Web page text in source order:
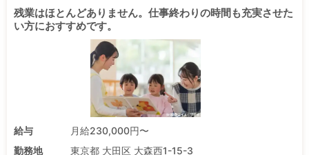
残業はほとんどありません。仕事終わりの時間も充実させた
い方におすすめです。
給与
月給230,000円〜
勤務地
東京都 大田区 大森西1-15-3